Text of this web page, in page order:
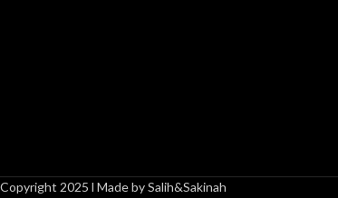
Copyright 2025 l Made by Salih&Sakinah